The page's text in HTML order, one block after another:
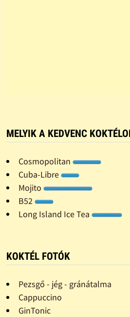
MELYIK A KEDVENC
Cosmopolitan
Cuba-Libre
Mojito
B52
Long Island Ice Tea
KOKTÉL FOTÓK
Pezsgő - jég - gránátalma
Cappuccino
GinTonic